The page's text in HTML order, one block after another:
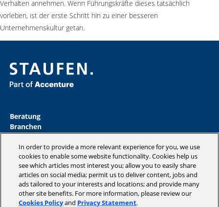
Verhalten annehmen. Wenn Führungskräfte dieses tatsächlich
vorleben, ist der erste Schritt hin zu einer besseren
Unternehmenskultur getan.
Beratung
Branchen
Insights
Magazine
Unternehmen
In order to provide a more relevant experience for you, we use
cookies to enable some website functionality. Cookies help us
see which articles most interest you; allow you to easily share
articles on social media; permit us to deliver content, jobs and
ads tailored to your interests and locations; and provide many
other site benefits. For more information, please review our
Cookies Policyand Privacy Statement.